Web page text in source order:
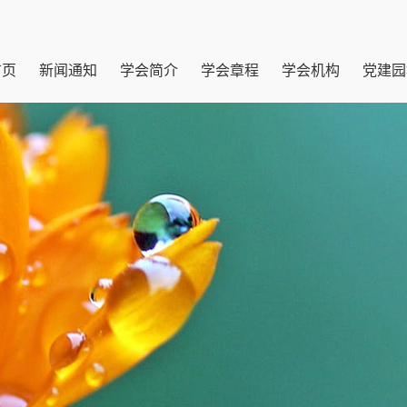
新闻通知 学会简介 学会章程 学会机构 党建